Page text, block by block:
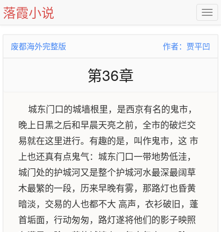
落霞小说
废都海外完整版 作者：贾平凹
第36章
城东门口的城墙根里，是西京有名的鬼市，
晚上日黑之后和早晨天亮之前，全市的破烂交
易就在这里进行。有趣的是，叫作鬼市，这 市
上也还真有点鬼气：城东门口一带地势低洼，
城门处的护城河又是整个护城河水最深最阔草
木最繁的一段，历来早晚有雾，那路灯也昏黄
暗淡，交易的人也都不大 高声，衣衫破旧，蓬
首垢面，行动匆匆，路灯遂将他们的影子映照